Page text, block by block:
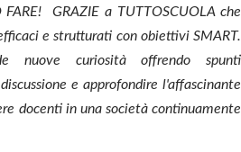
GRAZIE a TUTTOSCUOLA che
e strutturati con obiettivi SMART.
nuove curiosità offrendo spunti
e approfondire l'affascinante
docenti in una società continuamente